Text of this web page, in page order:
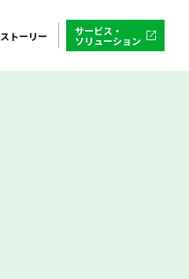
ストーリー サービス・
ソリューション